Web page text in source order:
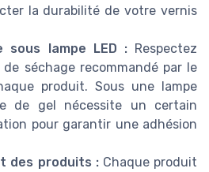
la durabilité de votre vernis
sous lampe LED :Respectez
séchage recommandé par le
produit. Sous une lampe
de gel nécessite un certain
pour garantir une adhésion
des produits :Chaque produit